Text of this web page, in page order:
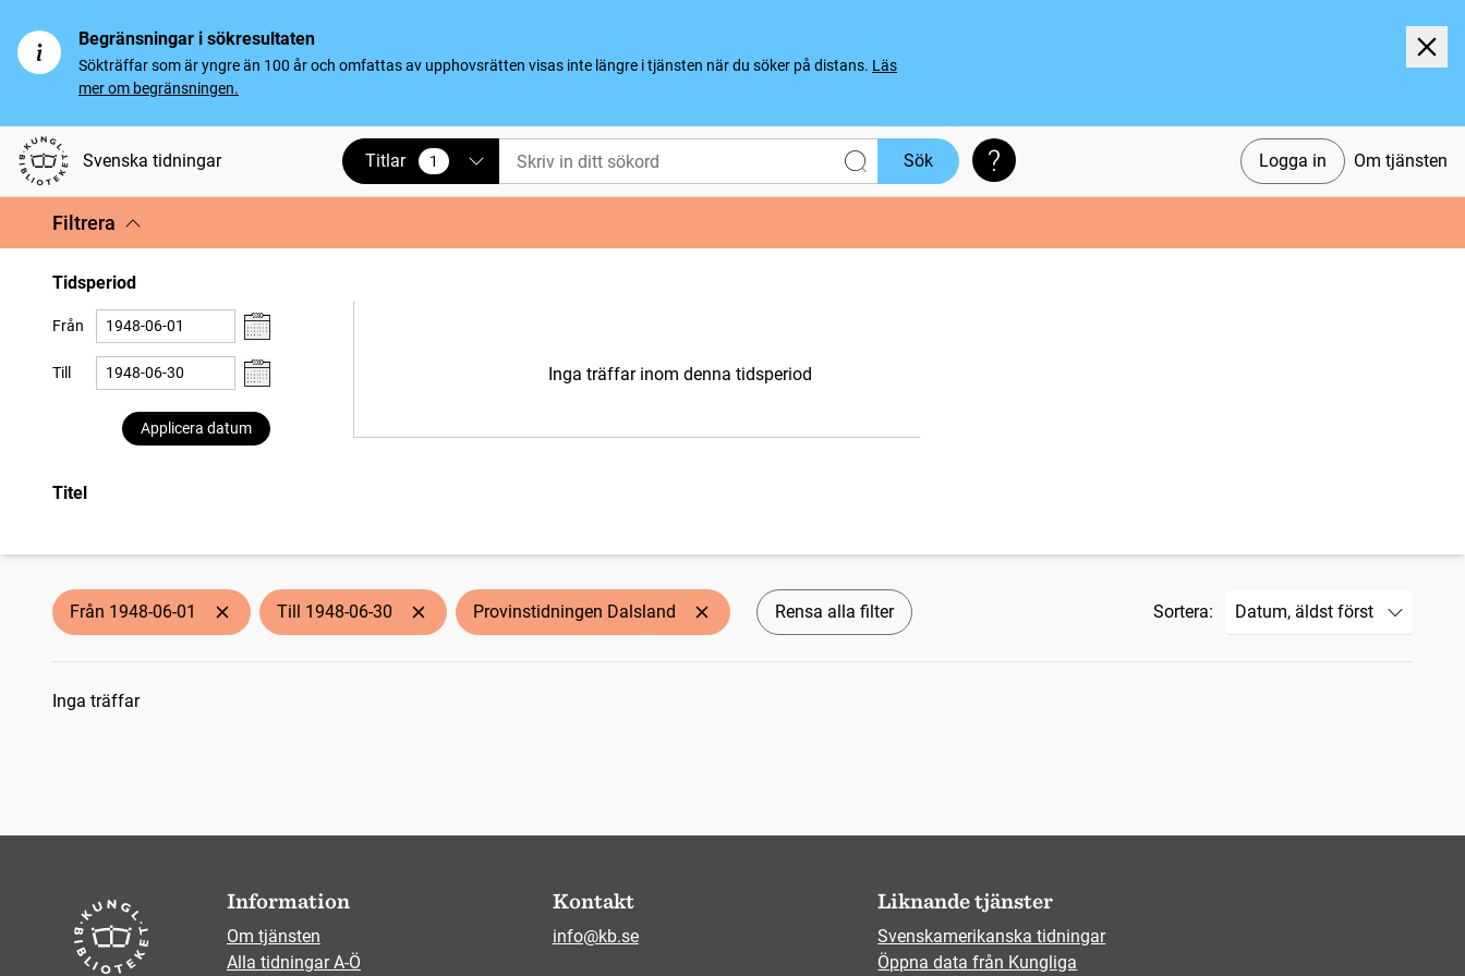
Begränsningar i sökresultaten
Sökträffar som är yngre än 100 år och omfattas av upphovsrätten visas inte längre i tjänsten när du söker på distans. Läs
mer om begränsningen.
Svenska tidningar Logga in Om tjänsten
Titlar 1
vald Sök Söktips
Filtrera
Tidsperiod
Från
Till
Applicera datum
Inga träffar inom denna tidsperiod
Titel
Från 1948-06-01 Till 1948-06-30 Provinstidningen Dalsland Rensa alla filter Sortera:
Sökresultat
Inga träffar
Information
Om tjänsten
Alla tidningar A-Ö
Kontakt
info@kb.se
Liknande tjänster
Svenskamerikanska tidningar
Öppna data från Kungliga